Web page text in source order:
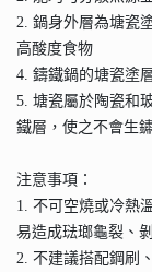
2. 鍋身外層為塘瓷
高酸度食物
4. 鑄鐵鍋的塘瓷塗
5. 塘瓷屬於陶瓷和
鐵層，使之不會生
注意事項：
1. 不可空燒或冷熱
易造成琺瑯龜裂、
2. 不建議搭配鋼刷